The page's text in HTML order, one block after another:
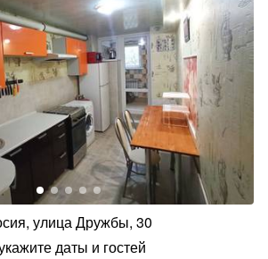
улица Дружбы, 30
даты и гостей